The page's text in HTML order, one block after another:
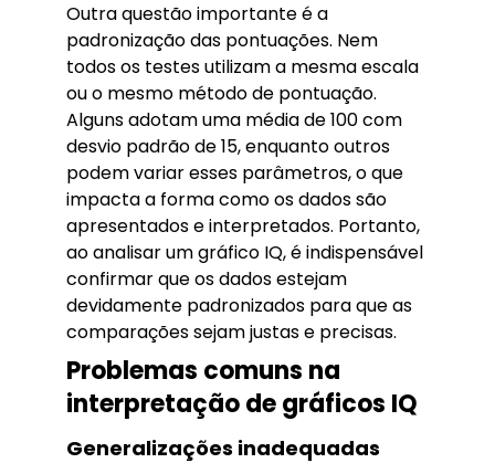
Outra questão importante é a
padronização das pontuações. Nem
todos os testes utilizam a mesma escala
ou o mesmo método de pontuação.
Alguns adotam uma média de 100 com
desvio padrão de 15, enquanto outros
podem variar esses parâmetros, o que
impacta a forma como os dados são
apresentados e interpretados. Portanto,
ao analisar um gráfico IQ, é indispensável
confirmar que os dados estejam
devidamente padronizados para que as
comparações sejam justas e precisas.
Problemas comuns na
interpretação de gráficos IQ
Generalizações inadequadas